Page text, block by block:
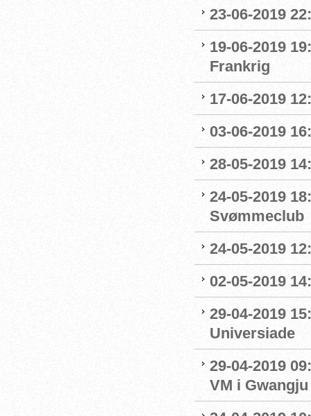
23-06-2019
19-06-2019
Frankrig
17-06-2019
03-06-2019
28-05-2019
24-05-2019
Svømmeclub
24-05-2019
02-05-2019
29-04-2019
Universiade
29-04-2019
VM i Gwangju